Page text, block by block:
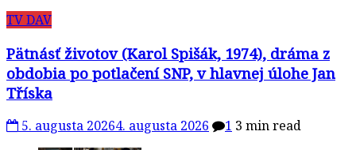
TV DAV
Pätnásť životov (Karol Spišák, 1974), dráma z
obdobia po potlačení SNP, v hlavnej úlohe Jan
Tříska
5. augusta 20264. augusta 2026 1 3 min read